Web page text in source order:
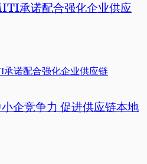
承诺配合强化企业供应
企竞争力 促进供应链本地